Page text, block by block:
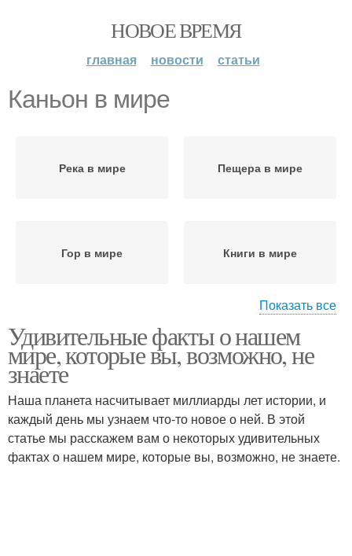
НОВОЕ ВРЕМЯ
главная новости статьи
Каньон в мире
Река в мире Пещера в мире
Гор в мире Книги в мире
Статуя в мире Библиотека в мире
Маленькие в мире Большой каньон
Показать все
Удивительные факты о нашем
мире, которые вы, возможно, не
знаете
Наша планета насчитывает миллиарды лет истории, и
каждый день мы узнаем что-то новое о ней. В этой
статье мы расскажем вам о некоторых удивительных
фактах о нашем мире, которые вы, возможно, не знаете.